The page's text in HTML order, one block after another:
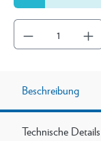
Beschreibung
Technische Details